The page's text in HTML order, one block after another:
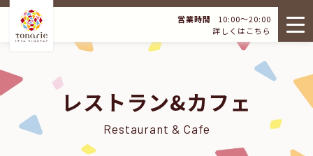
営業時間
10:00～20:00
詳しくはこちら
レストラン&カフェ
Restaurant & Cafe